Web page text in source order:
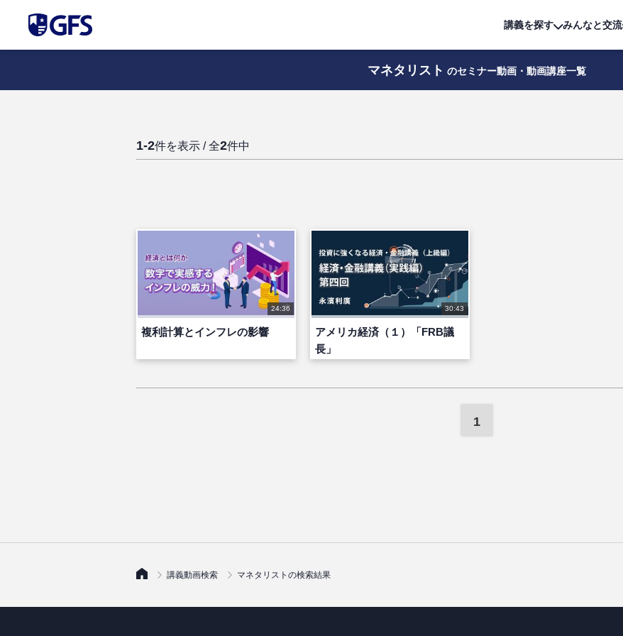
講義を探す みんなと交流
マネタリスト のセミナー動画・動画講座一覧
1-2件を表示 / 全2件中
24:36
複利計算とインフレの影響
30:43
アメリカ経済（１）「FRB議
長」
1
講義動画検索 マネタリストの検索結果